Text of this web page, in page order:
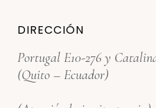
DIRECCIÓN
Portugal E10-276 y
(Quito – Ecuador)